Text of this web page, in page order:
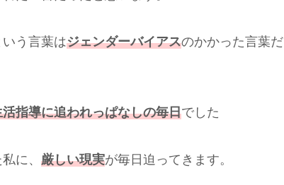
う言葉はジェンダーバイアスのかかった言葉だ
活指導に追われっぱなしの毎日でした
に、 厳しい現実が毎日迫ってきます。